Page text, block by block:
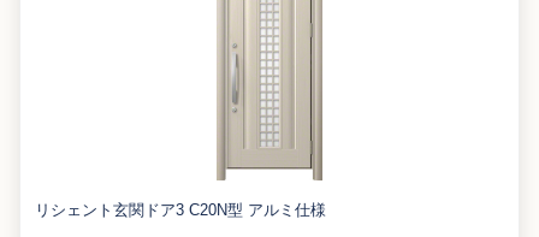
リシェント玄関ドア3 C20N型 アルミ仕様